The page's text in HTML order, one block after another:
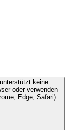
unterstützt keine
oder verwenden
Edge, Safari).